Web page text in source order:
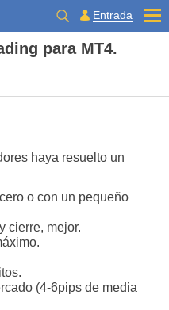
Entrada
para MT4.
haya resuelto un
o con un pequeño
cierre, mejor.
(4-6pips de media